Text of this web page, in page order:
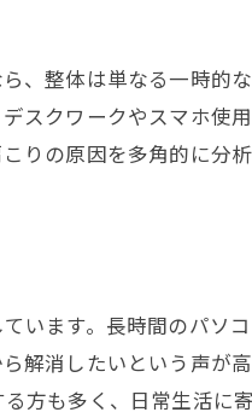
る肩こり対策の違い
施術を永福で見極める
すべき永福町の要素
肩こりが楽になる理由
院計画の立て方とは
福で適切な施術を選ぶ
、整体は単なる一時的
スクワークやスマホ使
りの原因を多角的に分
ます。長時間のパソ
消したいという声が
も多く、日常生活に